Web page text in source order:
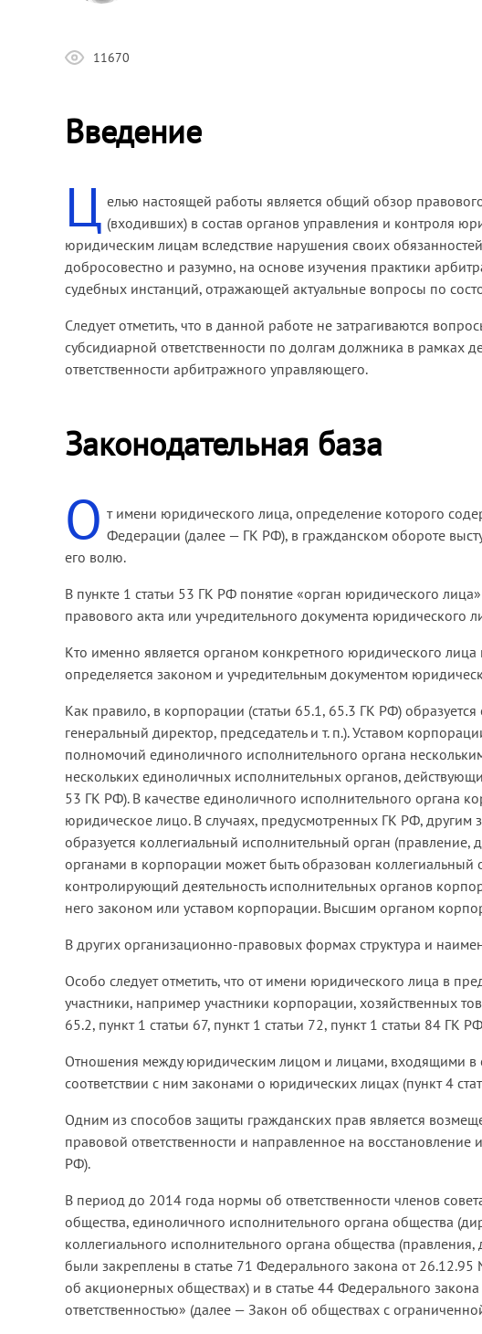
11670
Введение
Ц елью настоящей работы является общий обзор
(входивших) в состав органов управления и контроля
юридическим лицам вследствие нарушения своих
добросовестно и разумно, на основе изучения практики
судебных инстанций, отражающей актуальные вопросы по
Следует отметить, что в данной работе не затрагиваются
субсидиарной ответственности по долгам должника в рамках
ответственности арбитражного управляющего.
Законодательная база
О т имени юридического лица, определение которого
Федерации (далее — ГК РФ), в гражданском обороте
его волю.
В пункте 1 статьи 53 ГК РФ понятие «орган юридического
правового акта или учредительного документа юридического
Кто именно является органом конкретного юридического
определяется законом и учредительным документом
Как правило, в корпорации (статьи 65.1, 65.3 ГК РФ)
генеральный директор, председатель и т. п.). Уставом
полномочий единоличного исполнительного органа
нескольких единоличных исполнительных органов,
53 ГК РФ). В качестве единоличного исполнительного органа
юридическое лицо. В случаях, предусмотренных ГК РФ,
образуется коллегиальный исполнительный орган
органами в корпорации может быть образован
контролирующий деятельность исполнительных органов
него законом или уставом корпорации. Высшим органом
В других организационно-правовых формах структура и
Особо следует отметить, что от имени юридического лица в
участники, например участники корпорации, хозяйственных
65.2, пункт 1 статьи 67, пункт 1 статьи 72, пункт 1 статьи 84 ГК
Отношения между юридическим лицом и лицами, входящими в
соответствии с ним законами о юридических лицах (пункт 4
Одним из способов защиты гражданских прав является
правовой ответственности и направленное на
РФ).
В период до 2014 года нормы об ответственности членов
общества, единоличного исполнительного органа общества
коллегиального исполнительного органа общества
были закреплены в статье 71 Федерального закона от
об акционерных обществах) и в статье 44 Федерального
ответственностью» (далее — Закон об обществах с